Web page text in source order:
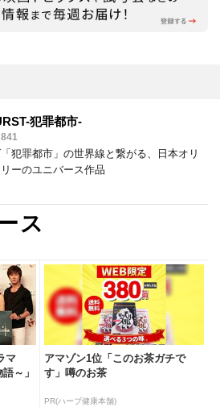
犯罪都市-
犯罪都市」の世界線と繋がる、日本オリ
ーのユニバース作品
ス
マ
～」
アマゾン1位「このお茶ガチで
す」噂のお茶
PR(ハーブ健康本舗)